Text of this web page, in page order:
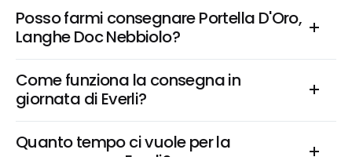
Posso farmi consegnare Portella D'Oro,
Langhe Doc Nebbiolo?
Come funziona la consegna in
giornata di Everli?
Quanto tempo ci vuole per la